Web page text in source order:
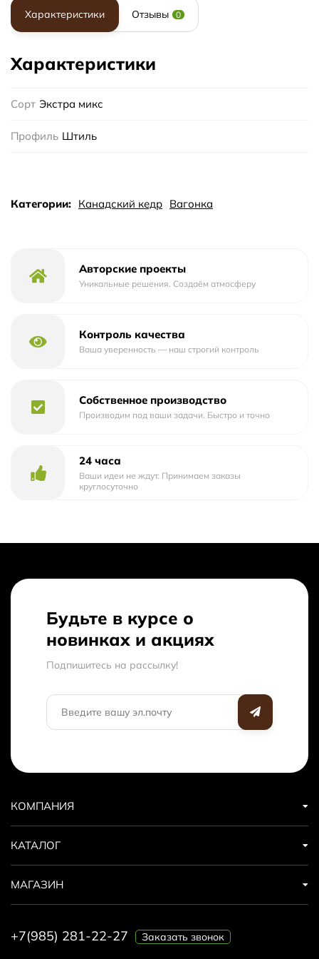
Характеристики Отзывы 0
Характеристики
Сорт Экстра микс
Профиль Штиль
Категории: Канадский кедр Вагонка
Авторские проекты
Уникальные решения. Создаём атмосферу
Контроль качества
Ваша уверенность — наш строгий контроль
Собственное производство
Производим под ваши задачи. Быстро и точно
24 часа
Ваши идеи не ждут. Принимаем заказы
круглосуточно
Будьте в курсе о
новинках и акциях
Подпишитесь на рассылкy!
КОМПАНИЯ
КАТАЛОГ
МАГАЗИН
+7(985) 281-22-27 Заказать звонок